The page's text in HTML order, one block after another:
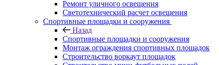
Ремонт уличного освещения
Светотехнический расчет освещения
Спортивные площадки и сооружения
Назад
Спортивные площадки и сооружения
Монтаж ограждения спортивных площадок
Строительство воркаут площадок